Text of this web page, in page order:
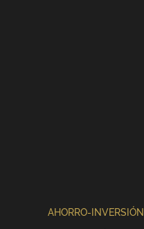
AHORRO-INVERSIÓN